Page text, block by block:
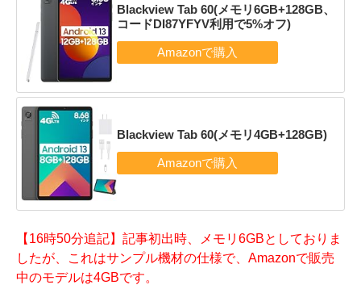
Blackview Tab 60(メモリ6GB+128GB、
コードDI87YFYV利用で5%オフ)
Blackview Tab 60(メモリ4GB+128GB)
【16時50分追記】記事初出時、メモリ6GBとしておりま
したが、これはサンプル機材の仕様で、Amazonで販売
中のモデルは4GBです。